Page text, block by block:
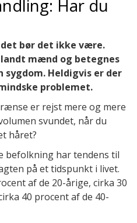
Har du
bør det ikke være.
mænd og betegnes
Heldigvis er der
problemet.
er rejst mere og mere
svundet, når du
håret?
befolkning har tendens til
på et tidspunkt i livet.
af de 20-årige, cirka 30
40 procent af de 40-